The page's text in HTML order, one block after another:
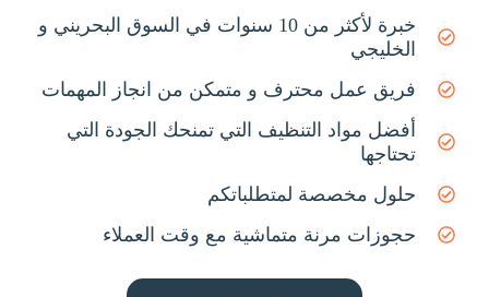
خبرة لأكثر من 10 سنوات في السوق البحريني و
الخليجي
فريق عمل محترف و متمكن من انجاز المهمات
أفضل مواد التنظيف التي تمنحك الجودة التي
تحتاجها
حلول مخصصة لمتطلباتكم
حجوزات مرنة متماشية مع وقت العملاء